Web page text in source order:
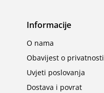
Informacije
O nama
Obavijest o privatnosti
Uvjeti poslovanja
Dostava i povrat